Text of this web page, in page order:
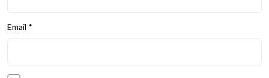
Email *